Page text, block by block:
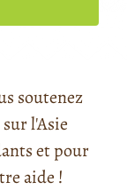
soutenez
l'Asie
et pour
aide !